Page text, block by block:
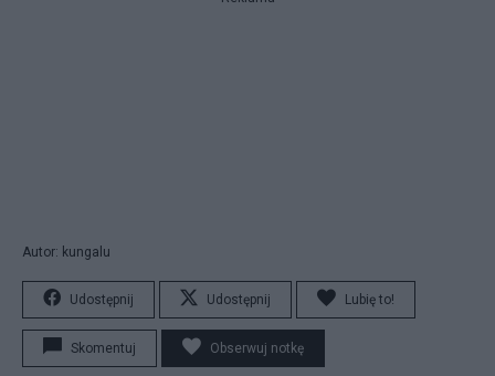
Autor: kungalu
Udostępnij Udostępnij Lubię to!
Skomentuj Obserwuj notkę